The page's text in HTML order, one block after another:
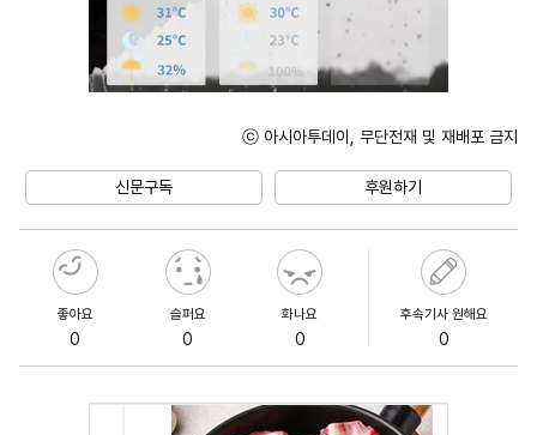
ⓒ 아시아투데이, 무단전재 및 재배포 금지
신문구독 후원하기
좋아요
0
슬퍼요
0
화나요
0
후속기사 원해요
0